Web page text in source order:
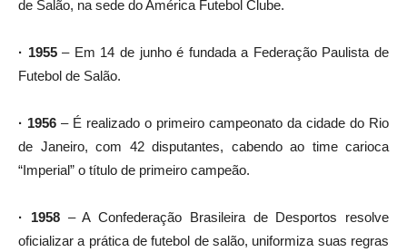
de Salão, na sede do América Futebol Clube.
· 1955– Em 14 de junho é fundada a Federação Paulista de
Futebol de Salão.
· 1956 – É realizado o primeiro campeonato da cidade do Rio
de Janeiro, com 42 disputantes, cabendo ao time carioca
“Imperial” o título de primeiro campeão.
· 1958– A Confederação Brasileira de Desportos resolve
oficializar a prática de futebol de salão, uniformiza suas regras